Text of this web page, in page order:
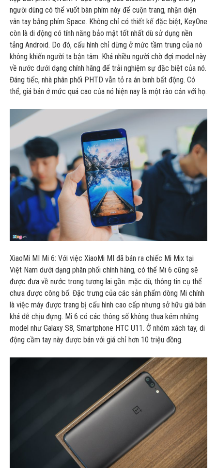
người dùng có thể vuốt bàn phím này để cuộn trang, nhận diện
vân tay bằng phím Space. Không chỉ có thiết kế đặc biệt, KeyOne
còn là di động có tính năng bảo mật tốt nhất dù sử dụng nền
tảng Android. Do đó, cấu hình chỉ dừng ở mức tầm trung của nó
không khiến người ta bận tâm. Khá nhiều người chờ đợi model này
về nước dưới dạng chính hãng để trải nghiệm sự đặc biệt của nó.
Đáng tiếc, nhà phân phối PHTD vẫn tỏ ra án binh bất động. Có
thể, giá bán ở mức quá cao của nó hiện nay là một rào cản với họ.
XiaoMi MI Mi 6: Với việc XiaoMi MI đã bán ra chiếc Mi Mix tại
Việt Nam dưới dạng phân phối chính hãng, có thể Mi 6 cũng sẽ
được đưa về nước trong tương lai gần. mặc dù, thông tin cụ thể
chưa được công bố. Đặc trưng của các sản phẩm dòng Mi chính
là việc máy được trang bị cấu hình cao cấp nhưng sở hữu giá bán
khá dễ chịu đựng. Mi 6 có các thông số không thua kém những
model như Galaxy S8, Smartphone HTC U11. Ở nhóm xách tay, di
động cầm tay này được bán với giá chỉ hơn 10 triệu đồng.